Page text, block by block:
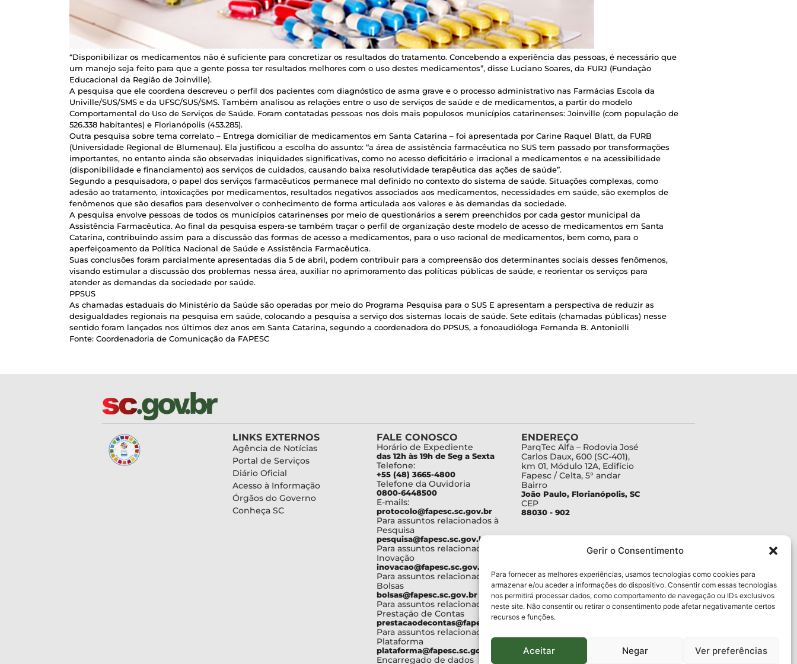
Gerir o Consentimento
Para fornecer as melhores experiências, usamos tecnologias como cookies para
armazenar e/ou aceder a informações do dispositivo. Consentir com essas tecnologias
nos permitirá processar dados, como comportamento de navegação ou IDs exclusivos
neste site. Não consentir ou retirar o consentimento pode afetar negativamante certos
recursos e funções.
Aceitar Negar Ver preferências
“Disponibilizar os medicamentos não é suficiente para concretizar os resultados do tratamento. Concebendo a experiência das pessoas, é necessário que
um manejo seja feito para que a gente possa ter resultados melhores com o uso destes medicamentos”, disse Luciano Soares, da FURJ (Fundação
Educacional da Região de Joinville).
A pesquisa que ele coordena descreveu o perfil dos pacientes com diagnóstico de asma grave e o processo administrativo nas Farmácias Escola da
Univille/SUS/SMS e da UFSC/SUS/SMS. Também analisou as relações entre o uso de serviços de saúde e de medicamentos, a partir do modelo
Comportamental do Uso de Serviços de Saúde. Foram contatadas pessoas nos dois mais populosos municípios catarinenses: Joinville (com população de
526.338 habitantes) e Florianópolis (453.285).
Outra pesquisa sobre tema correlato – Entrega domiciliar de medicamentos em Santa Catarina – foi apresentada por Carine Raquel Blatt, da FURB
(Universidade Regional de Blumenau). Ela justificou a escolha do assunto: “a área de assistência farmacêutica no SUS tem passado por transformações
importantes, no entanto ainda são observadas iniquidades significativas, como no acesso deficitário e irracional a medicamentos e na acessibilidade
(disponibilidade e financiamento) aos serviços de cuidados, causando baixa resolutividade terapêutica das ações de saúde”.
Segundo a pesquisadora, o papel dos serviços farmacêuticos permanece mal definido no contexto do sistema de saúde. Situações complexas, como
adesão ao tratamento, intoxicações por medicamentos, resultados negativos associados aos medicamentos, necessidades em saúde, são exemplos de
fenômenos que são desafios para desenvolver o conhecimento de forma articulada aos valores e às demandas da sociedade.
A pesquisa envolve pessoas de todos os municípios catarinenses por meio de questionários a serem preenchidos por cada gestor municipal da
Assistência Farmacêutica. Ao final da pesquisa espera-se também traçar o perfil de organização deste modelo de acesso de medicamentos em Santa
Catarina, contribuindo assim para a discussão das formas de acesso a medicamentos, para o uso racional de medicamentos, bem como, para o
aperfeiçoamento da Política Nacional de Saúde e Assistência Farmacêutica.
Suas conclusões foram parcialmente apresentadas dia 5 de abril, podem contribuir para a compreensão dos determinantes sociais desses fenômenos,
visando estimular a discussão dos problemas nessa área, auxiliar no aprimoramento das políticas públicas de saúde, e reorientar os serviços para
atender as demandas da sociedade por saúde.
PPSUS
As chamadas estaduais do Ministério da Saúde são operadas por meio do Programa Pesquisa para o SUS E apresentam a perspectiva de reduzir as
desigualdades regionais na pesquisa em saúde, colocando a pesquisa a serviço dos sistemas locais de saúde. Sete editais (chamadas públicas) nesse
sentido foram lançados nos últimos dez anos em Santa Catarina, segundo a coordenadora do PPSUS, a fonoaudióloga Fernanda B. Antoniolli
Fonte: Coordenadoria de Comunicação da FAPESC
LINKS EXTERNOS
Agência de Notícias
Portal de Serviços
Diário Oficial
Acesso à Informação
Órgãos do Governo
Conheça SC
FALE CONOSCO
Horário de Expediente
das 12h às 19h de Seg a Sexta
Telefone:
+55 (48) 3665-4800
Telefone da Ouvidoria
0800-6448500
E-mails:
protocolo@fapesc.sc.gov.br
Para assuntos relacionados à
Pesquisa
pesquisa@fapesc.sc.gov.br
Para assuntos relacionados à
Inovação
inovacao@fapesc.sc.gov.br
Para assuntos relacionados à
Bolsas
bolsas@fapesc.sc.gov.br
Para assuntos relacionados à
Prestação de Contas
prestacaodecontas@fapesc.sc.gov.br
Para assuntos relacionados à
Plataforma
plataforma@fapesc.sc.gov.br
Encarregado de dados
ENDEREÇO
ParqTec Alfa – Rodovia José
Carlos Daux, 600 (SC-401),
km 01, Módulo 12A, Edifício
Fapesc / Celta, 5° andar
Bairro
João Paulo, Florianópolis, SC
CEP
88030 - 902